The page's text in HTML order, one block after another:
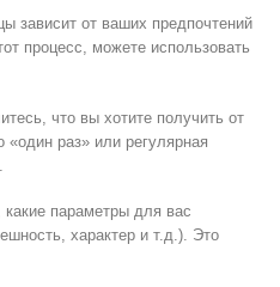
зависит от ваших предпочтений
процесс, можете использовать
что вы хотите получить от
раз» или регулярная
параметры для вас
характер и т.д.). Это